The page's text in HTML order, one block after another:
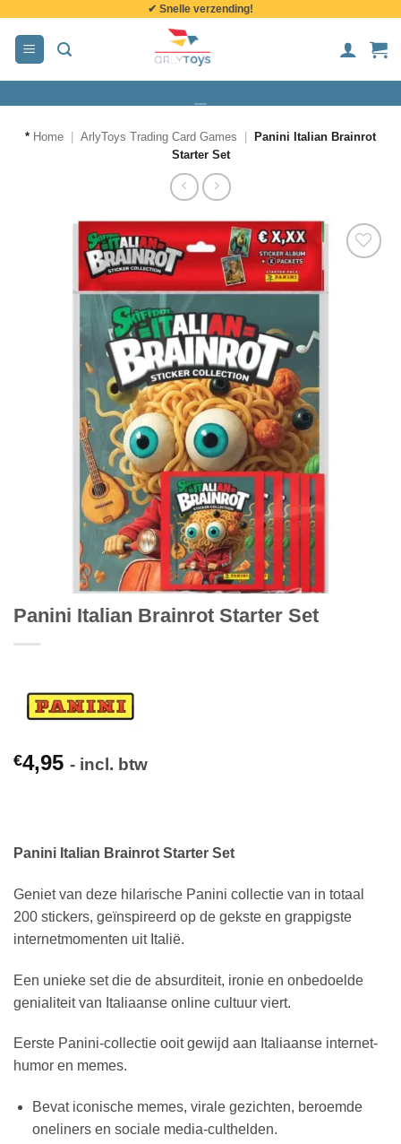
inhoud
✔ Snelle verzending!
* Home ArlyToys Trading Card Games
Panini Italian Brainrot
Starter Set
Panini Italian Brainrot Starter Set
€4,95 - incl. btw
Panini Italian Brainrot Starter Set
Geniet van deze hilarische Panini collectie van in totaal
200 stickers, geïnspireerd op de gekste en grappigste
internetmomenten uit Italië.
Een unieke set die de absurditeit, ironie en onbedoelde
genialiteit van Italiaanse online cultuur viert.
Eerste Panini-collectie ooit gewijd aan Italiaanse internet-
humor en memes.
Bevat iconische memes, virale gezichten, beroemde
oneliners en sociale media-culthelden.